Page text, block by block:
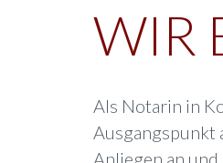
WIR
Als Notarin in
Ausgangspunkt